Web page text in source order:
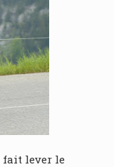
fait lever le